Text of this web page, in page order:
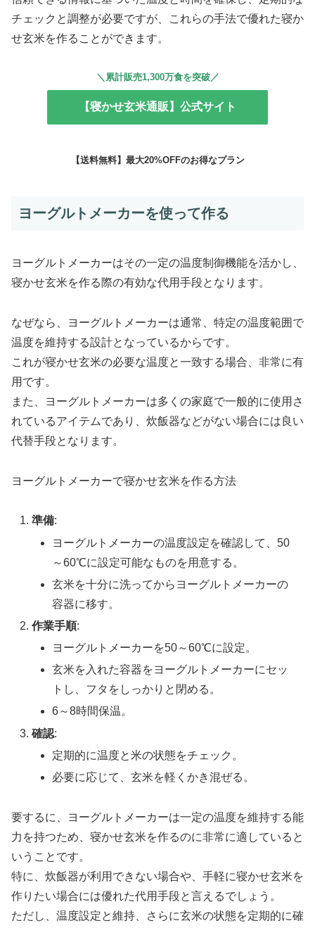
チェックと調整が必要ですが、これらの手法で優れた寝か
せ玄米を作ることができます。
＼累計販売1,300万食を突破／
【寝かせ玄米通販】公式サイト
【送料無料】最大20%OFFのお得なプラン
ヨーグルトメーカーを使って作る
ヨーグルトメーカーはその一定の温度制御機能を活かし、
寝かせ玄米を作る際の有効な代用手段となります。
なぜなら、ヨーグルトメーカーは通常、特定の温度範囲で
温度を維持する設計となっているからです。
これが寝かせ玄米の必要な温度と一致する場合、非常に有
用です。
また、ヨーグルトメーカーは多くの家庭で一般的に使用さ
れているアイテムであり、炊飯器などがない場合には良い
代替手段となります。
ヨーグルトメーカーで寝かせ玄米を作る方法
準備:
ヨーグルトメーカーの温度設定を確認して、50
～60℃に設定可能なものを用意する。
玄米を十分に洗ってからヨーグルトメーカーの
容器に移す。
作業手順:
ヨーグルトメーカーを50～60℃に設定。
玄米を入れた容器をヨーグルトメーカーにセッ
トし、フタをしっかりと閉める。
6～8時間保温。
確認:
定期的に温度と米の状態をチェック。
必要に応じて、玄米を軽くかき混ぜる。
要するに、ヨーグルトメーカーは一定の温度を維持する能
力を持つため、寝かせ玄米を作るのに非常に適していると
いうことです。
特に、炊飯器が利用できない場合や、手軽に寝かせ玄米を
作りたい場合には優れた代用手段と言えるでしょう。
ただし、温度設定と維持、さらに玄米の状態を定期的に確